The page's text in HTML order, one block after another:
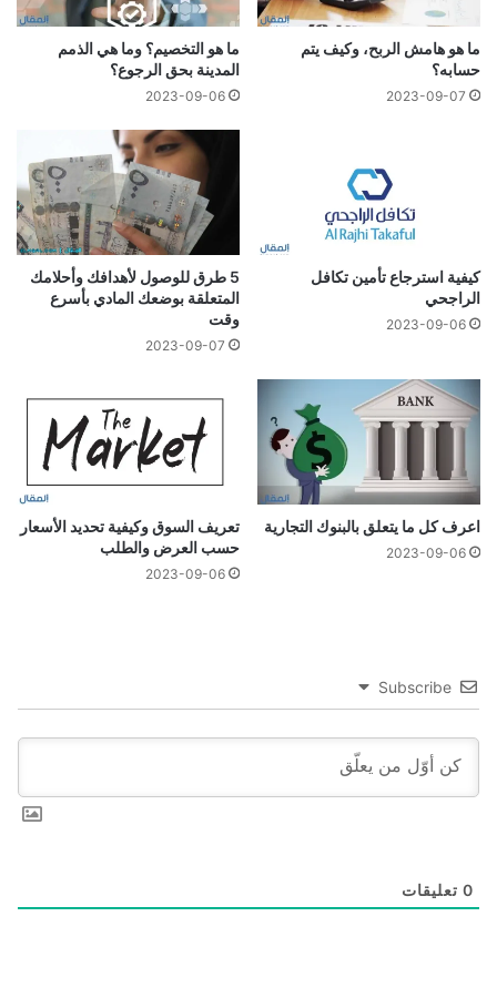
ما هو هامش الربح، وكيف يتم
حسابه؟
2023-09-07
ما هو التخصيم؟ وما هي الذمم
المدينة بحق الرجوع؟
2023-09-06
كيفية استرجاع تأمين تكافل
الراجحي
2023-09-06
5 طرق للوصول لأهدافك وأحلامك
المتعلقة بوضعك المادي بأسرع
وقت
2023-09-07
اعرف كل ما يتعلق بالبنوك التجارية
2023-09-06
تعريف السوق وكيفية تحديد الأسعار
حسب العرض والطلب
2023-09-06
Subscribe
0 تعليقات